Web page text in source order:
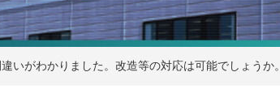
いがわかりました。改造等の対応は可能でしょうか。